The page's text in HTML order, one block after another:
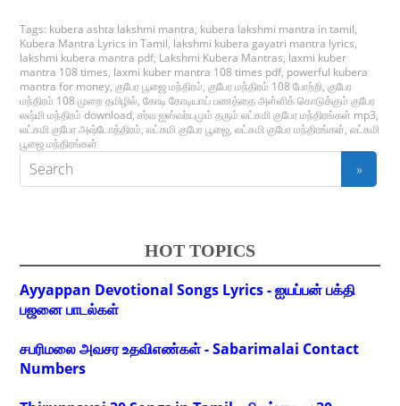
Tags: kubera ashta lakshmi mantra, kubera lakshmi mantra in tamil,
Kubera Mantra Lyrics in Tamil, lakshmi kubera gayatri mantra lyrics,
lakshmi kubera mantra pdf, Lakshmi Kubera Mantras, laxmi kuber
mantra 108 times, laxmi kuber mantra 108 times pdf, powerful kubera
mantra for money,குபேர பூஜை மந்திரம்,குபேர மந்திரம் 108 போற்றி,குபேர
மந்திரம் 108 முறை தமிழில்,கோடி கோடியாய் பணத்தை அள்ளிக் கொடுக்கும் குபேர
லஷ்மி மந்திரம் download,சர்வ ஐஸ்வர்யமும் தரும் லட்சுமி குபேர மந்திரங்கள் mp3,
லட்சுமி குபேர அஷ்டோத்திரம்,லட்சுமி குபேர பூஜை,லட்சுமி குபேர மந்திரங்கள்,லட்சுமி
பூஜை மந்திரங்கள்
HOT TOPICS
Ayyappan Devotional Songs Lyrics - ஐயப்பன் பக்தி
பஜனை பாடல்கள்
சபரிமலை அவசர உதவிஎண்கள் - Sabarimalai Contact
Numbers